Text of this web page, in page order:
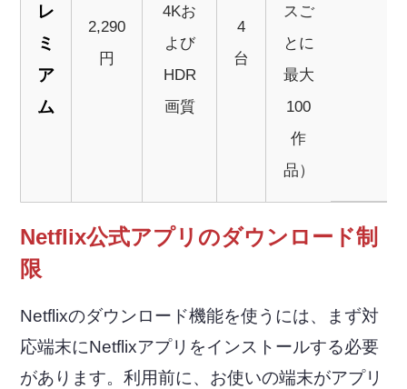
レ
ミ
ア
ム
2,290
円
4Kお
よび
HDR
画質
4
台
スご
とに
最大
100
作
品）
Netflix公式アプリのダウンロード制
限
Netflixのダウンロード機能を使うには、まず対
応端末にNetflixアプリをインストールする必要
があります。利用前に、お使いの端末がアプリ